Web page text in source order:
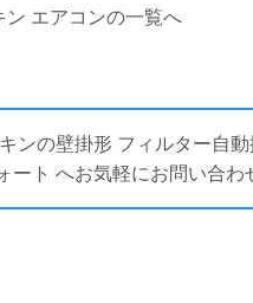
ン エアコンの一覧へ
ンの壁掛形 フィルター自
ート へお気軽にお問い合わ